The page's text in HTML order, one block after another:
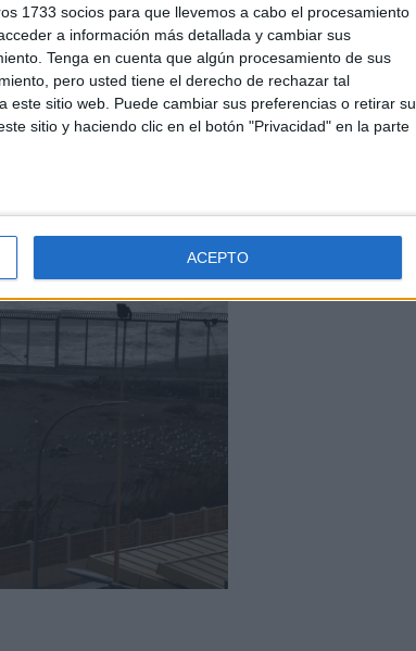
1733 socios para que llevemos a cabo el procesamiento
a información más detallada y cambiar sus
Tenga en cuenta que algún procesamiento de sus
pero usted tiene el derecho de rechazar tal
este sitio web. Puede cambiar sus preferencias o retirar su
sitio y haciendo clic en el botón "Privacidad" en la parte
ACEPTO